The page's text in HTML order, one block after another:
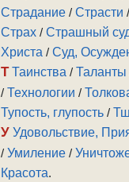
Страдание /Страсти
Страх /Страшный
Христа /Суд,
Т Таинства /Таланты
/Технологии /
Тупость, глупость /
У Удовольствие,
/Умиление /
Красота.